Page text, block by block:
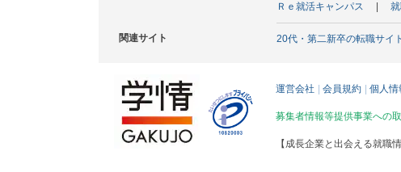
Ｒｅ就活キャンパス
関連サイト 20代・第二新卒の転職サイ
運営会社 会員規約 個人情
募集者情報等提供事業への
【成長企業と出会える就職